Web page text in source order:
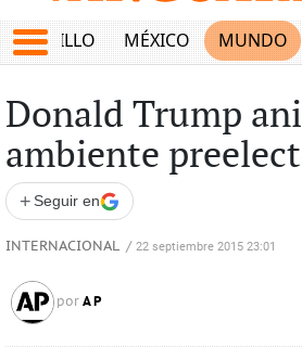
SALTILLO MÉXICO MUNDO
Donald Trump
ambiente
+ Seguir en
INTERNACIONAL / 22 septiembre 2015 23:01
por AP